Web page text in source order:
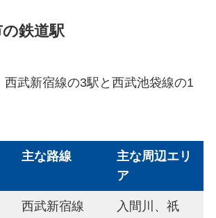
鉄道駅
西武新宿線の3駅と西武池袋線の1
主な路線
主な周辺エリ
ア
西武新宿線
入間川、祇